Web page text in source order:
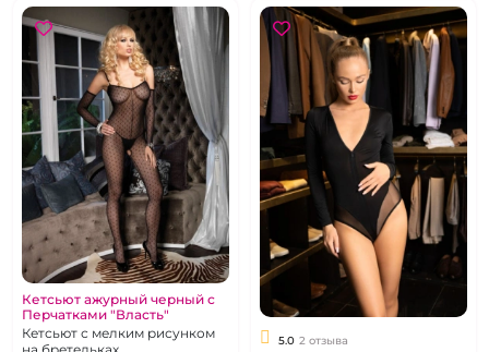
Кетсьют ажурный черный с
Перчатками "Власть"
Кетсьют с мелким рисунком
5.0 2 отзыва